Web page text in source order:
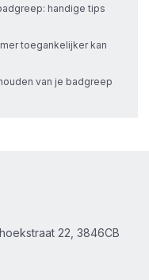
handige tips
toegankelijker kan
van je badgreep
22, 3846CB